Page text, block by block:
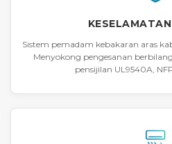
Sistem pemadam kebakaran aras
Menyokong pengesanan
pensijilan UL9540A,